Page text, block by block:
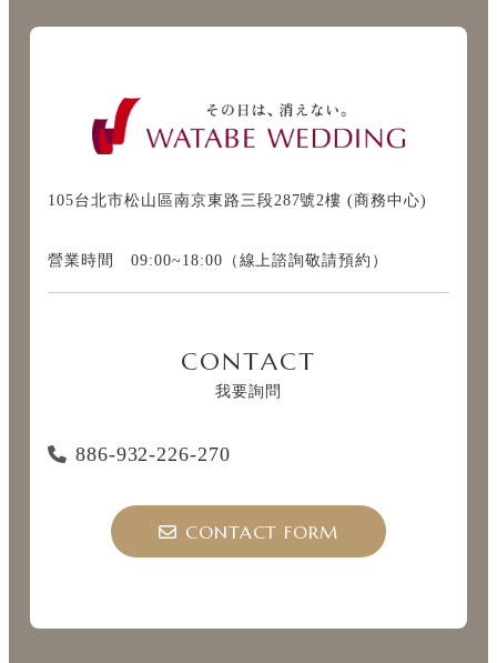
105台北市松山區南京東路三段287號2樓 (商務中心)
營業時間 09:00~18:00（線上諮詢敬請預約）
CONTACT
我要詢問
886-932-226-270
CONTACT FORM